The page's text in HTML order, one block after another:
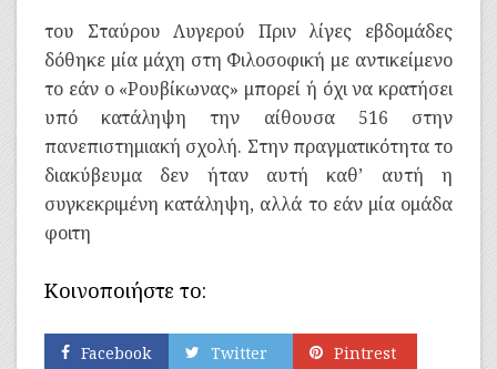
του Σταύρου Λυγερού Πριν λίγες εβδομάδες
δόθηκε μία μάχη στη Φιλοσοφική με αντικείμενο
το εάν ο «Ρουβίκωνας» μπορεί ή όχι να κρατήσει
υπό κατάληψη την αίθουσα 516 στην
πανεπιστημιακή σχολή. Στην πραγματικότητα το
διακύβευμα δεν ήταν αυτή καθ’ αυτή η
συγκεκριμένη κατάληψη, αλλά το εάν μία ομάδα
φοιτη
Κοινοποιήστε το:
Facebook Twitter
Pintrest